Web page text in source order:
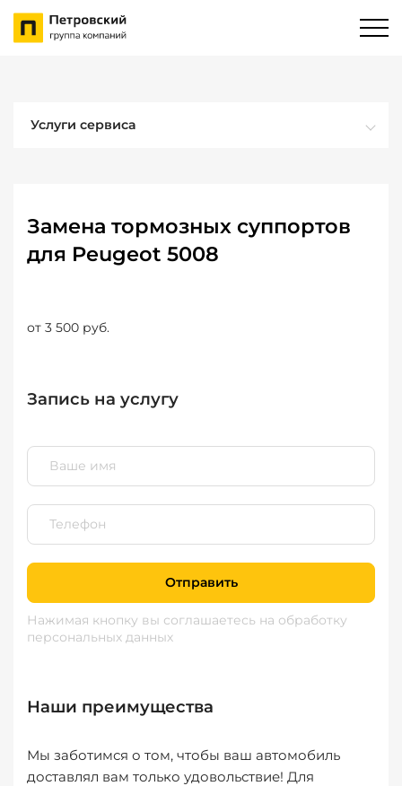
Услуги сервиса
Замена тормозных суппортов
для Peugeot 5008
от 3 500 руб.
Запись на услугу
Отправить
Нажимая кнопку вы соглашаетесь на обработку
персональных данных
Наши преимущества
Мы заботимся о том, чтобы ваш автомобиль
доставлял вам только удовольствие! Для